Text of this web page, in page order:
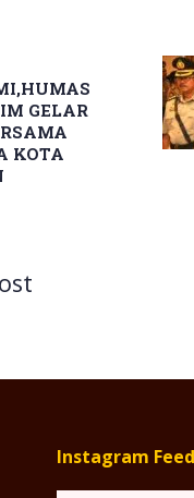
GELAR
KOTA
Instagram Feed